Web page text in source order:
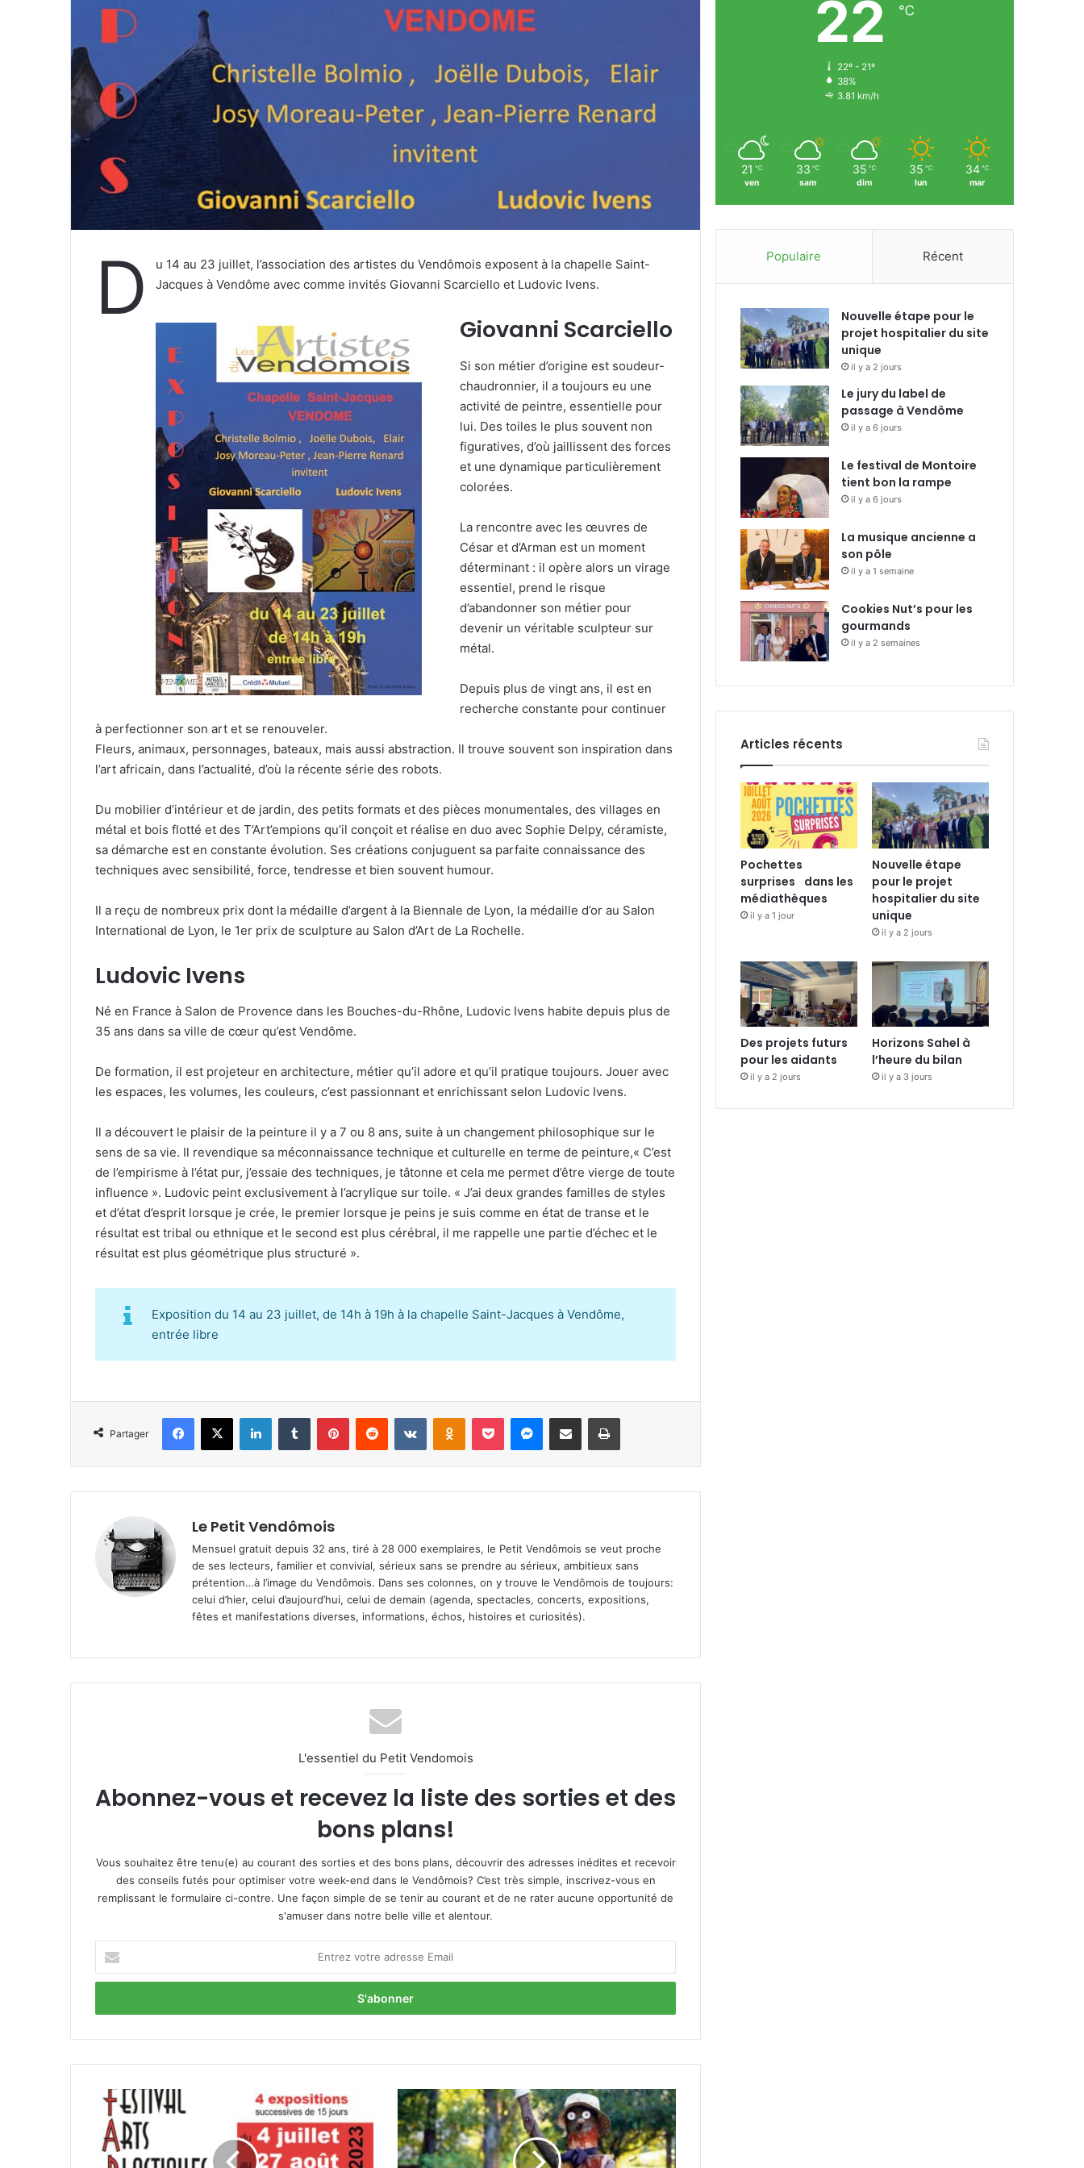
e
l
D
u 14 au 23 juillet, l’association des artistes du Vendômois exposent à la chapelle Saint-
Jacques à Vendôme avec comme invités Giovanni Scarciello et Ludovic Ivens.
Giovanni Scarciello
Si son métier d’origine est soudeur-
chaudronnier, il a toujours eu une
activité de peintre, essentielle pour
lui. Des toiles le plus souvent non
figuratives, d’où jaillissent des forces
et une dynamique particulièrement
colorées.
La rencontre avec les œuvres de
César et d’Arman est un moment
déterminant : il opère alors un virage
essentiel, prend le risque
d’abandonner son métier pour
devenir un véritable sculpteur sur
métal.
Depuis plus de vingt ans, il est en
recherche constante pour continuer
à perfectionner son art et se renouveler.
Fleurs, animaux, personnages, bateaux, mais aussi abstraction. Il trouve souvent son inspiration dans
l’art africain, dans l’actualité, d’où la récente série des robots.
Du mobilier d’intérieur et de jardin, des petits formats et des pièces monumentales, des villages en
métal et bois flotté et des T’Art’empions qu’il conçoit et réalise en duo avec Sophie Delpy, céramiste,
sa démarche est en constante évolution. Ses créations conjuguent sa parfaite connaissance des
techniques avec sensibilité, force, tendresse et bien souvent humour.
Il a reçu de nombreux prix dont la médaille d’argent à la Biennale de Lyon, la médaille d’or au Salon
International de Lyon, le 1er prix de sculpture au Salon d’Art de La Rochelle.
Ludovic Ivens
Né en France à Salon de Provence dans les Bouches-du-Rhône, Ludovic Ivens habite depuis plus de
35 ans dans sa ville de cœur qu’est Vendôme.
De formation, il est projeteur en architecture, métier qu’il adore et qu’il pratique toujours. Jouer avec
les espaces, les volumes, les couleurs, c’est passionnant et enrichissant selon Ludovic Ivens.
Il a découvert le plaisir de la peinture il y a 7 ou 8 ans, suite à un changement philosophique sur le
sens de sa vie. Il revendique sa méconnaissance technique et culturelle en terme de peinture,« C’est
de l’empirisme à l’état pur, j’essaie des techniques, je tâtonne et cela me permet d’être vierge de toute
influence ». Ludovic peint exclusivement à l’acrylique sur toile. « J’ai deux grandes familles de styles
et d’état d’esprit lorsque je crée, le premier lorsque je peins je suis comme en état de transe et le
résultat est tribal ou ethnique et le second est plus cérébral, il me rappelle une partie d’échec et le
résultat est plus géométrique plus structuré ».
Exposition du 14 au 23 juillet, de 14h à 19h à la chapelle Saint-Jacques à Vendôme,
entrée libre
Partager
Le Petit Vendômois
Mensuel gratuit depuis 32 ans, tiré à 28 000 exemplaires, le Petit Vendômois se veut proche
de ses lecteurs, familier et convivial, sérieux sans se prendre au sérieux, ambitieux sans
prétention…à l’image du Vendômois. Dans ses colonnes, on y trouve le Vendômois de toujours:
celui d’hier, celui d’aujourd’hui, celui de demain (agenda, spectacles, concerts, expositions,
fêtes et manifestations diverses, informations, échos, histoires et curiosités).
L'essentiel du Petit Vendomois
Abonnez-vous et recevez la liste des sorties et des
bons plans!
Vous souhaitez être tenu(e) au courant des sorties et des bons plans, découvrir des adresses inédites et recevoir
des conseils futés pour optimiser votre week-end dans le Vendômois? C’est très simple, inscrivez-vous en
remplissant le formulaire ci-contre. Une façon simple de se tenir au courant et de ne rater aucune opportunité de
s'amuser dans notre belle ville et alentour.
t
e
o
À
l
a
M
a
22 ℃
22º - 21º
38%
3.81 km/h
21 ℃
ven
33 ℃
sam
35 ℃
dim
35 ℃
lun
34 ℃
mar
Populaire Récent
Nouvelle étape pour le
projet hospitalier du site
unique
il y a 2 jours
Le jury du label de
passage à Vendôme
il y a 6 jours
Le festival de Montoire
tient bon la rampe
il y a 6 jours
La musique ancienne a
son pôle
il y a 1 semaine
Cookies Nut’s pour les
gourmands
il y a 2 semaines
Articles récents
Pochettes
surprises dans les
médiathèques
il y a 1 jour
Nouvelle étape
pour le projet
hospitalier du site
unique
il y a 2 jours
Des projets futurs
pour les aidants
il y a 2 jours
Horizons Sahel à
l’heure du bilan
il y a 3 jours